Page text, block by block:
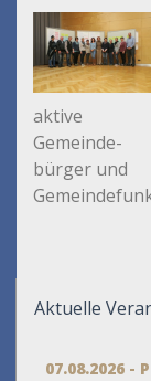
aktive
Gemeinde-
bürger und
Aktuelle
07.08.2026 -